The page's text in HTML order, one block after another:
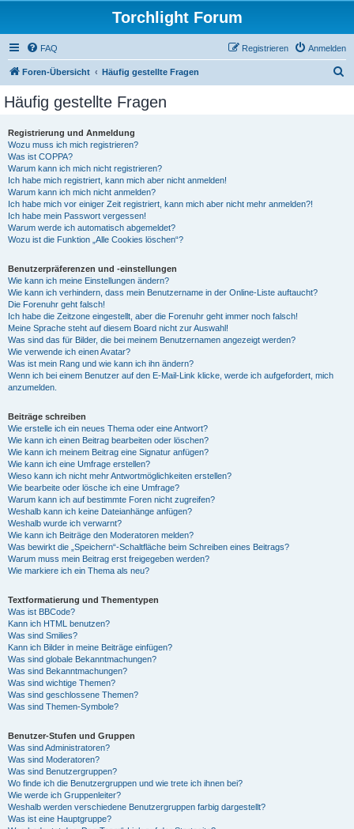
Torchlight Forum
FAQ Anmelden
Registrieren
Foren-Übersicht Häufig gestellte Fragen
Häufig gestellte Fragen
Registrierung und Anmeldung
Wozu muss ich mich registrieren?
Was ist COPPA?
Warum kann ich mich nicht registrieren?
Ich habe mich registriert, kann mich aber nicht anmelden!
Warum kann ich mich nicht anmelden?
Ich habe mich vor einiger Zeit registriert, kann mich aber nicht mehr anmelden?!
Ich habe mein Passwort vergessen!
Warum werde ich automatisch abgemeldet?
Wozu ist die Funktion „Alle Cookies löschen“?
Benutzerpräferenzen und -einstellungen
Wie kann ich meine Einstellungen ändern?
Wie kann ich verhindern, dass mein Benutzername in der Online-Liste auftaucht?
Die Forenuhr geht falsch!
Ich habe die Zeitzone eingestellt, aber die Forenuhr geht immer noch falsch!
Meine Sprache steht auf diesem Board nicht zur Auswahl!
Was sind das für Bilder, die bei meinem Benutzernamen angezeigt werden?
Wie verwende ich einen Avatar?
Was ist mein Rang und wie kann ich ihn ändern?
Wenn ich bei einem Benutzer auf den E-Mail-Link klicke, werde ich aufgefordert, mich
anzumelden.
Beiträge schreiben
Wie erstelle ich ein neues Thema oder eine Antwort?
Wie kann ich einen Beitrag bearbeiten oder löschen?
Wie kann ich meinem Beitrag eine Signatur anfügen?
Wie kann ich eine Umfrage erstellen?
Wieso kann ich nicht mehr Antwortmöglichkeiten erstellen?
Wie bearbeite oder lösche ich eine Umfrage?
Warum kann ich auf bestimmte Foren nicht zugreifen?
Weshalb kann ich keine Dateianhänge anfügen?
Weshalb wurde ich verwarnt?
Wie kann ich Beiträge den Moderatoren melden?
Was bewirkt die „Speichern“-Schaltfläche beim Schreiben eines Beitrags?
Warum muss mein Beitrag erst freigegeben werden?
Wie markiere ich ein Thema als neu?
Textformatierung und Thementypen
Was ist BBCode?
Kann ich HTML benutzen?
Was sind Smilies?
Kann ich Bilder in meine Beiträge einfügen?
Was sind globale Bekanntmachungen?
Was sind Bekanntmachungen?
Was sind wichtige Themen?
Was sind geschlossene Themen?
Was sind Themen-Symbole?
Benutzer-Stufen und Gruppen
Was sind Administratoren?
Was sind Moderatoren?
Was sind Benutzergruppen?
Wo finde ich die Benutzergruppen und wie trete ich ihnen bei?
Wie werde ich Gruppenleiter?
Weshalb werden verschiedene Benutzergruppen farbig dargestellt?
Was ist eine Hauptgruppe?